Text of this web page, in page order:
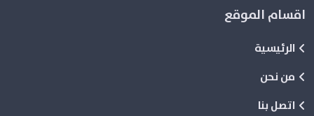
اقسام الموقع
الرئيسية
من نحن
اتصل بنا